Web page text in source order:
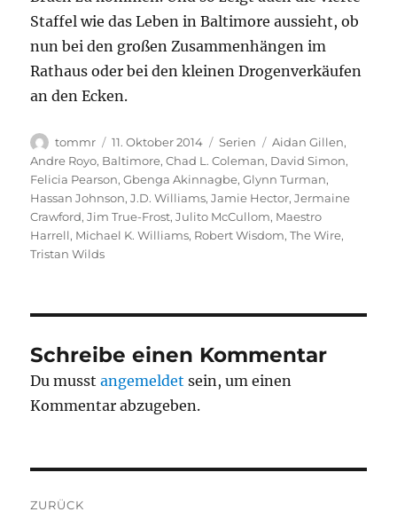
Staffel wie das Leben in Baltimore aussieht, ob
nun bei den großen Zusammenhängen im
Rathaus oder bei den kleinen Drogenverkäufen
an den Ecken.
Autor
tommr
Veröffentlicht
am
11. Oktober 2014 Kategorien
Serien Schlagwörter
Aidan Gillen,
Andre Royo, Baltimore,Chad L. Coleman, David Simon,
Felicia Pearson,Gbenga Akinnagbe,Glynn Turman,
Hassan Johnson,J.D. Williams,Jamie Hector,Jermaine
Crawford,Jim True-Frost,Julito McCullom, Maestro
Harrell, Michael K. Williams, Robert Wisdom,The Wire,
Tristan Wilds
Schreibe einen Kommentar
Du musstangemeldet sein, um einen
Kommentar abzugeben.
ZURÜCK